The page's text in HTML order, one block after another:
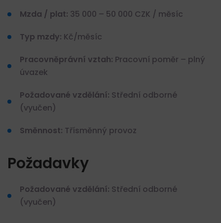
Mzda / plat: 35 000 – 50 000 CZK / měsíc
Typ mzdy: Kč/měsíc
Pracovněprávní vztah: Pracovní poměr – plný
úvazek
Požadované vzdělání: Střední odborné
(vyučen)
Směnnost: Třísměnný provoz
Požadavky
Požadované vzdělání: Střední odborné
(vyučen)